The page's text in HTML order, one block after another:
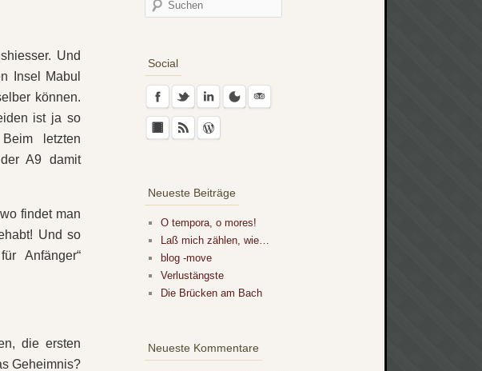
Und
Insel Mabul
können.
ist ja so
letzten
A9 damit
findet man
Und so
Anfänger“
die ersten
Geheimnis?
Social
Neueste Beiträge
O tempora, o mores!
Laß mich zählen, wie…
blog -move
Verlustängste
Die Brücken am Bach
Neueste Kommentare